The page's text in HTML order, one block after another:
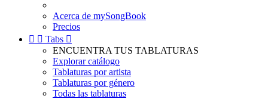
Acerca de mySongBook
Precios
  Tabs 
ENCUENTRA TUS TABLATURAS
Explorar catálogo
Tablaturas por artista
Tablaturas por género
Todas las tablaturas